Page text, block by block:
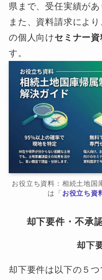
県まで、受任実績があ
また、資料請求により
の個人向けセミナー資
す。
お役立ち資料：相続土地
は「 お役立ち資
却下要件・不承
却下
却下要件は以下の５つ